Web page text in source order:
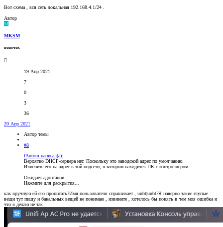
Вот схема , вся сеть локальная 192.168.4.1/24 .
Автор
M
MKSM
новичок
19 Апр 2021
7
0
3
36
20 Апр 2021
Автор темы
#8
fAntom написал(а):
Вероятно DHCP-сервера нет. Поскольку это заводской адрес по умолчанию.
Измените его на адрес в той подсети, в котором находится ПК с контроллером.
Ожидает адоптации.
Нажмите для раскрытия...
как вручную ей его прописать?Имя пользователя спрашивает , unbt|unbt?Я наверно такие глупые
вещи тут пишу и банальных вещей не понимаю , извините , хотелось бы понять в чем моя ошибка и
что я делаю не так